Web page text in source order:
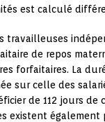
est calculé
travailleuses
de repos
forfaitaires. La
sur celle des
de 112 jours de
existent